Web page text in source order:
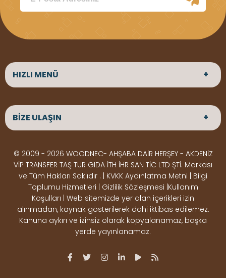
HIZLI MENÜ
ANASAYFA
HAKKIMIZDA
ÜRÜNLER
Çeşitlerimiz
Çeşitlerimiz
Kereste
Çeşitlerimiz
Ahşap
Pergole
Ürünler
Deck Montaj
Ahşap
Dekorasyon
OSB,
BİZE ULAŞIN
BİZE ULAŞIN
Altınkale mah Osmangazi cad. no 355 Döşemealtı
Antalya
ÇALIŞMA SAATLERİ
Hafta içi : Haftaiçi 09:00 - 18:00
Hafta sonu : Cumartesi 10:00 - 15:00
İLETİŞİM
© 2009 - 2026 WOODNEC- AHŞABA DAİR HERŞEY - AKDENİZ
VİP TRANSFER TAŞ TUR GIDA İTH İHR SAN TİC LTD ŞTİ. Markası
ve Tüm Hakları Saklıdır . | KVKK Aydınlatma Metni | Bilgi
Toplumu Hizmetleri | Gizlilik Sözleşmesi |Kullanım
Koşulları | Web sitemizde yer alan içerikleri izin
alınmadan, kaynak gösterilerek dahi iktibas edilemez.
Kanuna aykırı ve izinsiz olarak kopyalanamaz, başka
yerde yayınlanamaz.